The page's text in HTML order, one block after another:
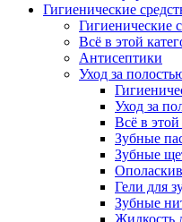
Гигиенические
Гигиенические
Всё в этой
Антисептики
Уход за
Уход за
Всё в этой
Зубные
Зубные
Гели для
Зубные
Жидкость